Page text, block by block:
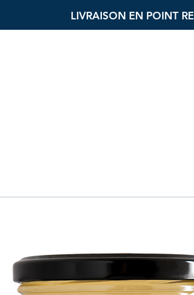
LIVRAISON EN POINT